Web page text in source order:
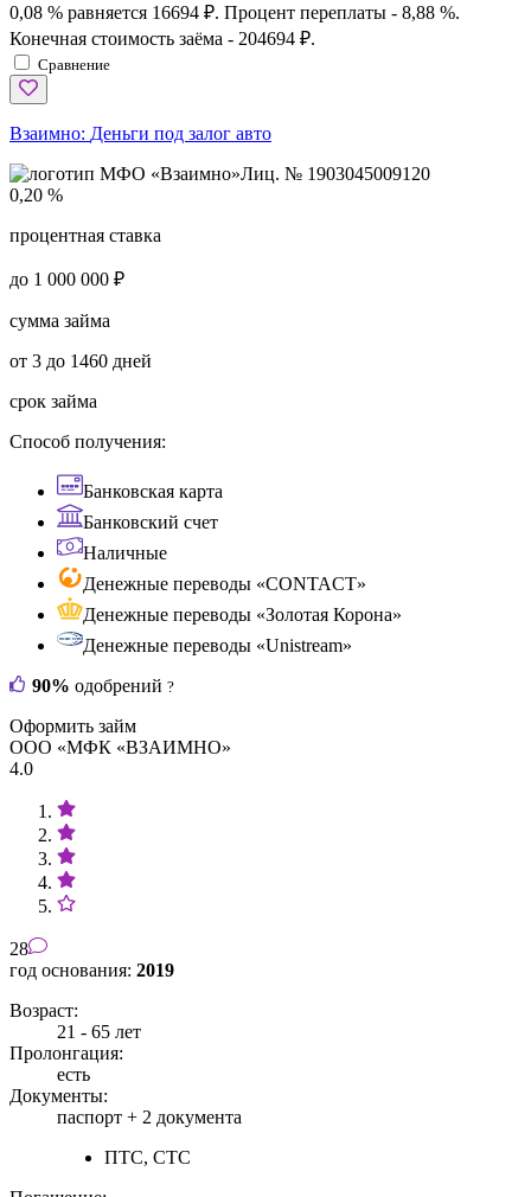
0,08 % равняется 16694 ₽. Процент переплаты - 8,88 %.
Конечная стоимость заёма - 204694 ₽.
Сравнение
Взаимно: Деньги под залог авто
Лиц. № 1903045009120
0,20 %
процентная ставка
до 1 000 000 ₽
сумма займа
от 3 до 1460 дней
срок займа
Способ получения:
Банковская карта
Банковский счет
Наличные
Денежные переводы «CONTACT»
Денежные переводы «Золотая Корона»
Денежные переводы «Unistream»
90% одобрений ?
Оформить займ
ООО «МФК «ВЗАИМНО»
4.0
28
год основания: 2019
Возраст:
21 - 65 лет
Пролонгация:
есть
Документы:
паспорт + 2 документа
ПТС, СТС